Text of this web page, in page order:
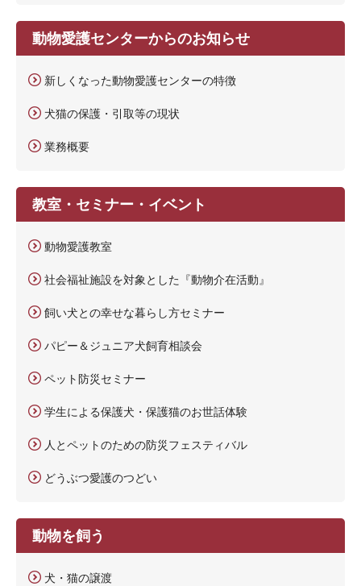
動物愛護センターからのお知らせ
新しくなった動物愛護センターの特徴
犬猫の保護・引取等の現状
業務概要
教室・セミナー・イベント
動物愛護教室
社会福祉施設を対象とした『動物介在活動』
飼い犬との幸せな暮らし方セミナー
パピー＆ジュニア犬飼育相談会
ペット防災セミナー
学生による保護犬・保護猫のお世話体験
人とペットのための防災フェスティバル
どうぶつ愛護のつどい
動物を飼う
犬・猫の譲渡